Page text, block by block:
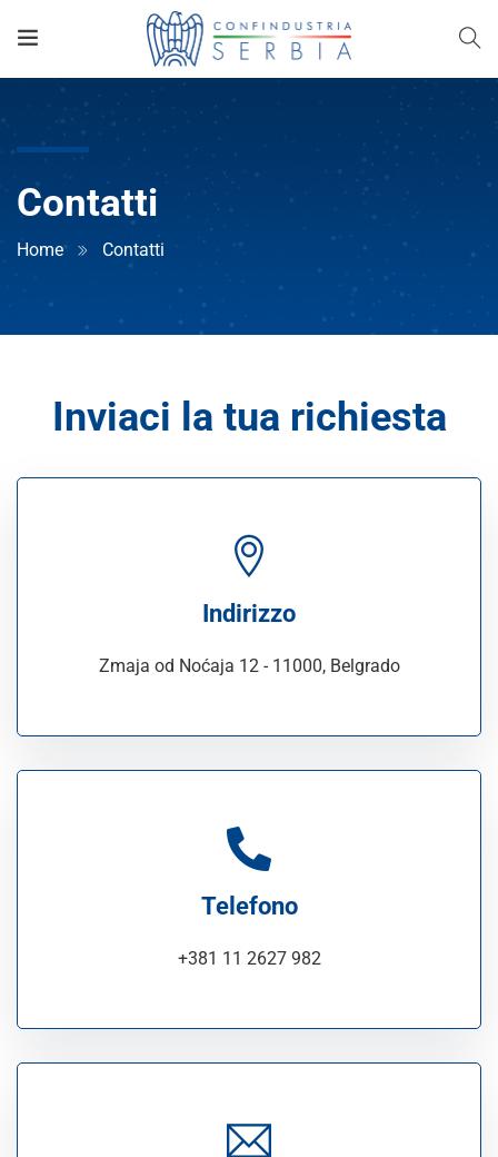
Contatti
Home Contatti
Inviaci la tua richiesta
Indirizzo
Zmaja od Noćaja 12 - 11000, Belgrado
Telefono
+381 11 2627 982